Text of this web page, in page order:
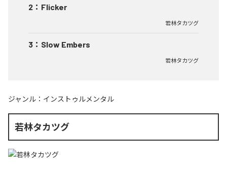
2 ： Flicker
若林タカツグ
3 ： Slow Embers
若林タカツグ
ジャンル： インストゥルメンタル
若林タカツグ